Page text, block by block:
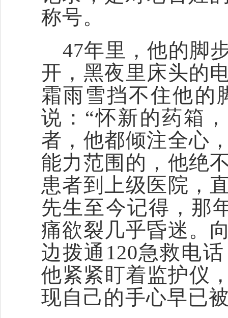
称号。
47年里，他的脚
开，黑夜里床头的
霜雨雪挡不住他的
说：“怀新的药箱
者，他都倾注全心
能力范围的，他绝
患者到上级医院，
先生至今记得，那
痛欲裂几乎昏迷。
边拨通120急救电
他紧紧盯着监护仪
现自己的手心早已